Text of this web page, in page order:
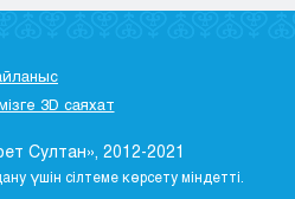
3D саяхат
Султан», 2012-2021
үшін сілтеме көрсету міндетті.